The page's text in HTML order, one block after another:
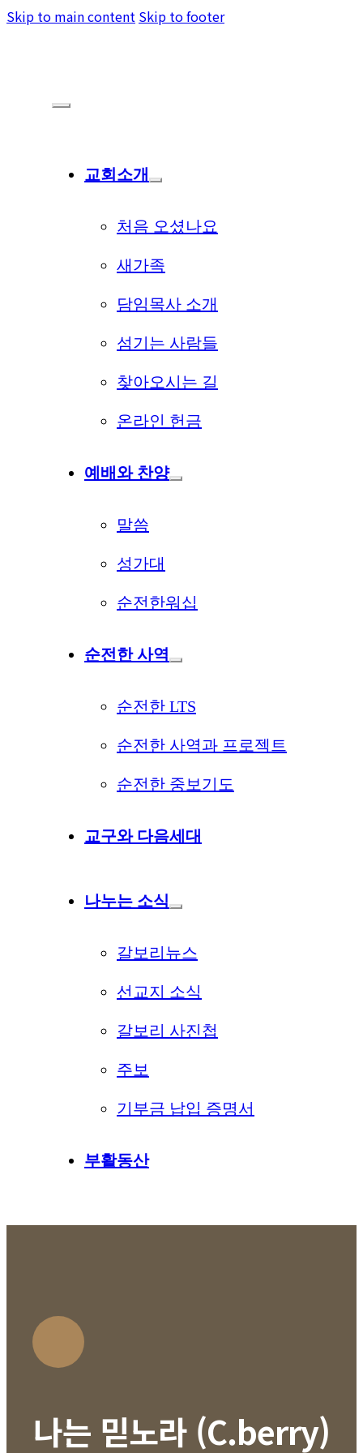
Skip to main content Skip to footer
교회소개
처음 오셨나요
새가족
담임목사 소개
섬기는 사람들
찾아오시는 길
온라인 헌금
예배와 찬양
말씀
성가대
순전한워십
순전한 사역
순전한 LTS
순전한 사역과 프로젝트
순전한 중보기도
교구와 다음세대
나누는 소식
갈보리뉴스
선교지 소식
갈보리 사진첩
주보
기부금 납입 증명서
부활동산
나는 믿노라 (C.berry)